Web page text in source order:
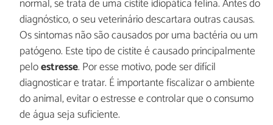
normal, se trata de uma cistite idiopática felina. Antes do
diagnóstico, o seu veterinário descartara outras causas.
Os sintomas não são causados ​​por uma bactéria ou um
patógeno. Este tipo de cistite é causado principalmente
peloestresse. Por esse motivo, pode ser difícil
diagnosticar e tratar. É importante fiscalizar o ambiente
do animal, evitar o estresse e controlar que o consumo
de água seja suficiente.